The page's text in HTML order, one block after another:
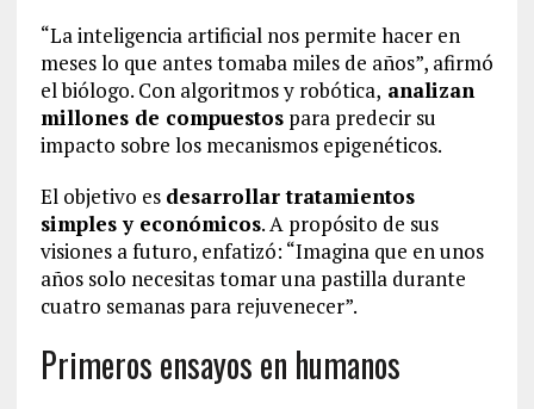
“La inteligencia artificial nos permite hacer en
meses lo que antes tomaba miles de años”, afirmó
el biólogo. Con algoritmos y robótica, analizan
millones de compuestospara predecir su
impacto sobre los mecanismos epigenéticos.
El objetivo es desarrollar tratamientos
simples y económicos. A propósito de sus
visiones a futuro, enfatizó: “Imagina que en unos
años solo necesitas tomar una pastilla durante
cuatro semanas para rejuvenecer”.
Primeros ensayos en humanos